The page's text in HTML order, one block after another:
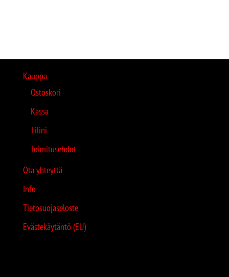
Kauppa
Ostoskori
Kassa
Tilini
Toimitusehdot
Ota yhteyttä
Info
Tietosuojaseloste
Evästekäytäntö (EU)